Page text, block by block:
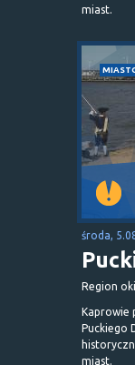
miast.
środa,
Region
Kaprowie
Puckiego
miast.